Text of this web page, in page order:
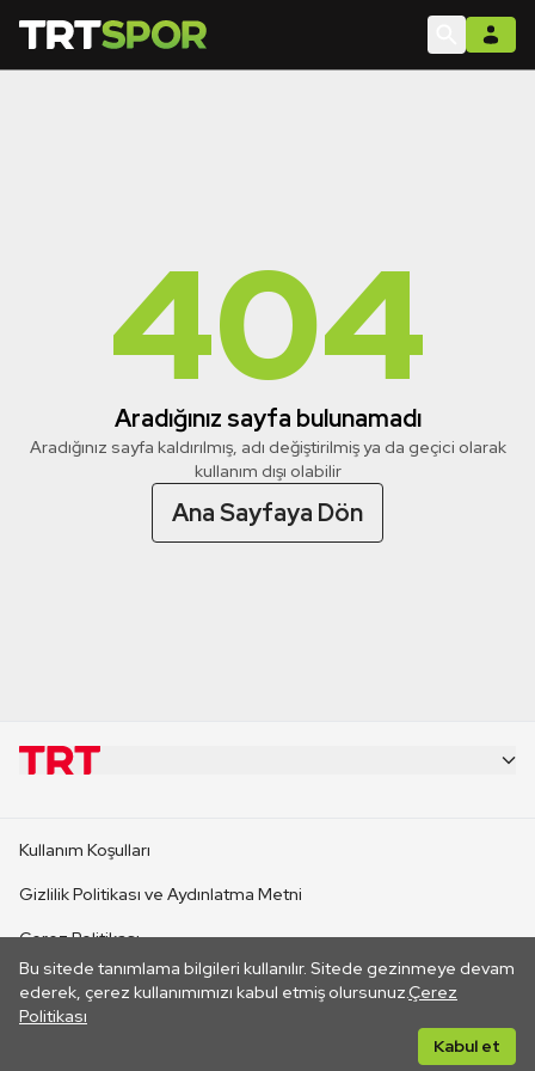
404
Aradığınız sayfa bulunamadı
Aradığınız sayfa kaldırılmış, adı değiştirilmiş ya da geçici olarak
kullanım dışı olabilir
Ana Sayfaya Dön
Bu sitede tanımlama bilgileri kullanılır. Sitede gezinmeye devam
ederek, çerez kullanımımızı kabul etmiş olursunuz.Çerez
Politikası
Kabul et
CANLI YAYINLAR
Kullanım Koşulları
Gizlilik Politikası ve Aydınlatma Metni
Çerez Politikası
İletişim
Her hakkı saklıdır. ©2026 TRT. Bağlantı yoluyla gidilen dış